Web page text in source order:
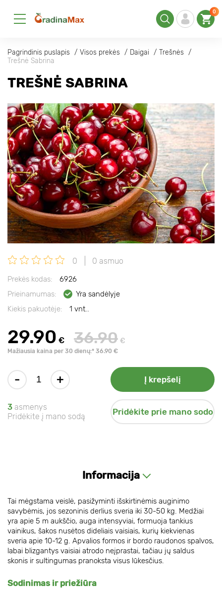
0
Pagrindinis puslapis Visos prekės Daigai
Trešnės
Trešnė Sabrina
TREŠNĖ SABRINA
0 0 asmuo
Prekės kodas:
6926
Prieinamumas:
Yra sandėlyje
Kiekis pakuotėje:
1 vnt..
29.90 € 36.90 €
Mažiausia kaina per 30 dienų:* 36.90 €
- + Į krepšelį
3 asmenys
Pridėkite į mano sodą
Pridėkite prie mano sodo
Informacija
Tai mėgstama veislė, pasižyminti išskirtinėmis auginimo
savybėmis, jos sezoninis derlius sveria iki 30-50 kg. Medžiai
yra apie 5 m aukščio, auga intensyviai, formuoja tankius
vainikus, šakos nusėtos dideliais vaisiais, kurių kiekvienas
sveria apie 10-12 g. Apvalios formos ir bordo raudonos spalvos,
labai blizgantys vaisiai atrodo neįprastai, tačiau jų saldus
skonis ir sultingumas pranoksta visus lūkesčius.
Sodinimas ir priežiūra